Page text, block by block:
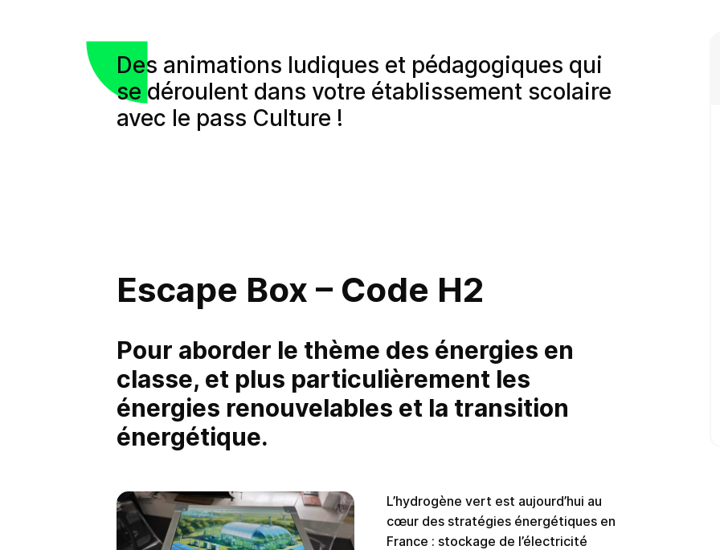
Des animations ludiques et pédagogiques qui
se déroulent dans votre établissement scolaire
avec le pass Culture !
Escape Box – Code H2
Pour aborder le thème des énergies en
classe, et plus particulièrement les
énergies renouvelables et la transition
énergétique.
L’hydrogène vert est aujourd’hui au
cœur des stratégies énergétiques en
France : stockage de l’électricité